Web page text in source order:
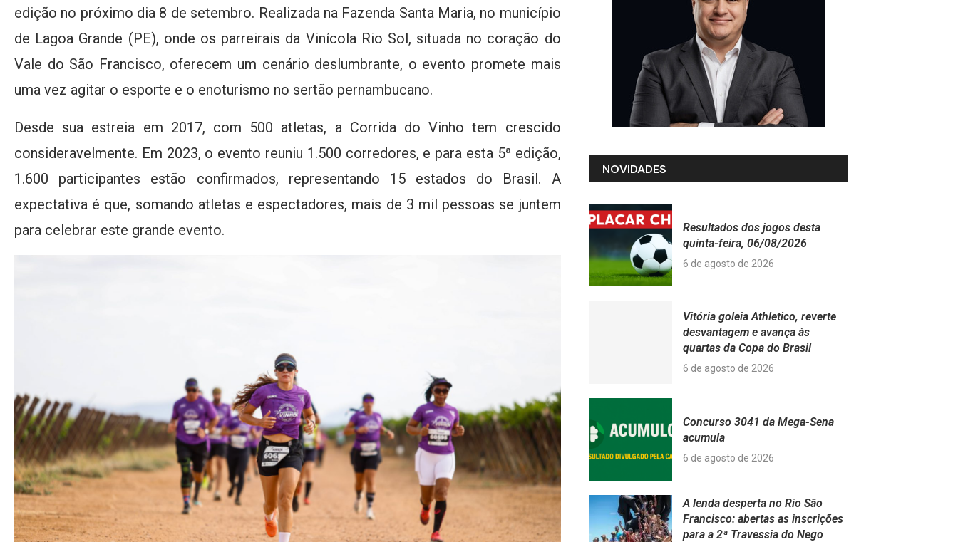
edição no próximo dia 8 de setembro. Realizada na Fazenda Santa Maria, no município
de Lagoa Grande (PE), onde os parreirais da Vinícola Rio Sol, situada no coração do
Vale do São Francisco, oferecem um cenário deslumbrante, o evento promete mais
uma vez agitar o esporte e o enoturismo no sertão pernambucano.
Desde sua estreia em 2017, com 500 atletas, a Corrida do Vinho tem crescido
consideravelmente. Em 2023, o evento reuniu 1.500 corredores, e para esta 5ª edição,
1.600 participantes estão confirmados, representando 15 estados do Brasil. A
expectativa é que, somando atletas e espectadores, mais de 3 mil pessoas se juntem
para celebrar este grande evento.
NOVIDADES
Resultados dos jogos desta
quinta-feira, 06/08/2026
6 de agosto de 2026
Vitória goleia Athletico, reverte
desvantagem e avança às
quartas da Copa do Brasil
6 de agosto de 2026
Concurso 3041 da Mega-Sena
acumula
6 de agosto de 2026
A lenda desperta no Rio São
Francisco: abertas as inscrições
para a 2ª Travessia do Nego